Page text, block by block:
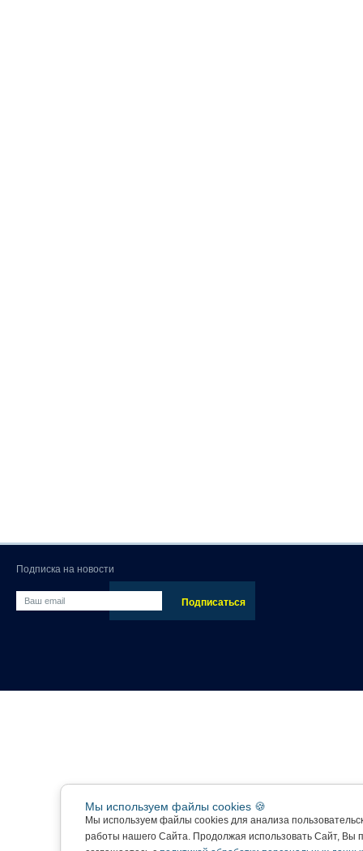
Подписка на новости
Мы используем файлы cookies 🍪
Мы используем файлы cookies для анализа
работы нашего Сайта. Продолжая использовать Сайт, Вы